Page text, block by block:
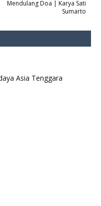
Mendulang Doa | Karya Sati
Sumarto
Asia Tenggara